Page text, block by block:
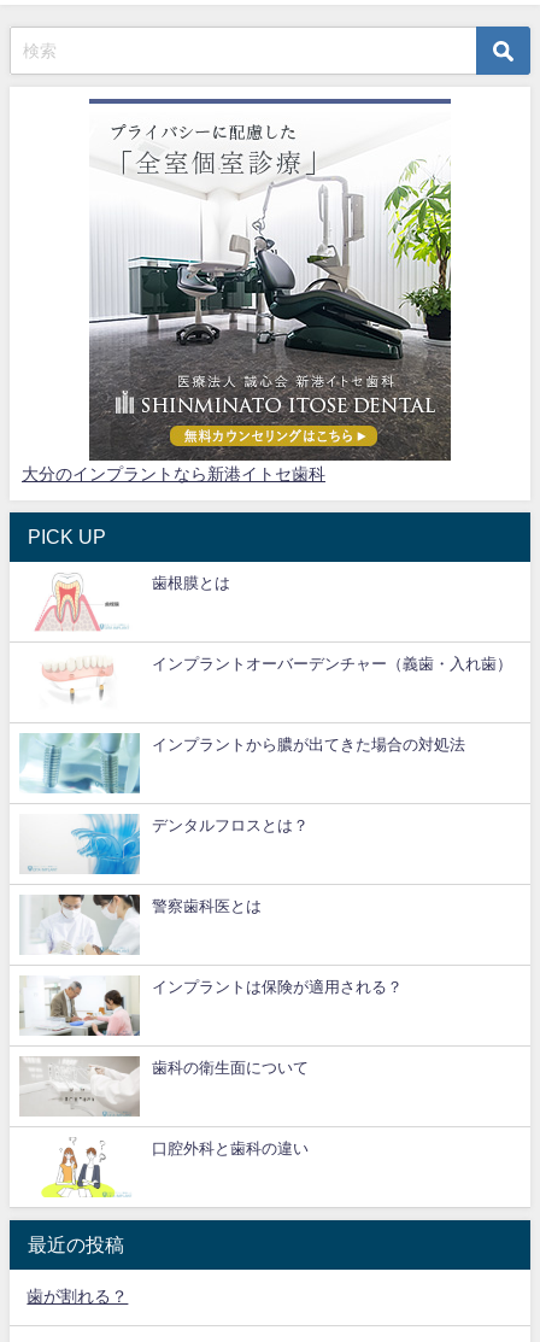
大分のインプラントなら新港イトセ歯科
PICK UP
歯根膜とは
インプラントオーバーデンチャー（義歯・入れ歯）
インプラントから膿が出てきた場合の対処法
デンタルフロスとは？
警察歯科医とは
インプラントは保険が適用される？
歯科の衛生面について
口腔外科と歯科の違い
最近の投稿
歯が割れる？